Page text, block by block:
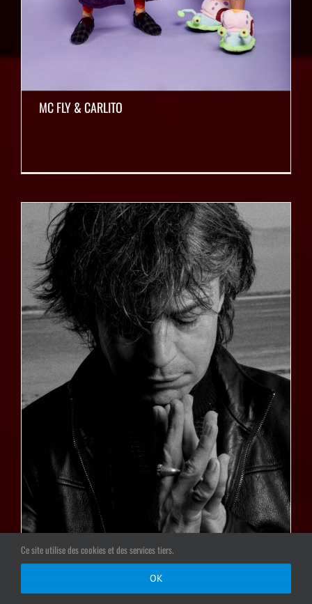
MC FLY & CARLITO
Ce site utilise des cookies et des services tiers.
OK